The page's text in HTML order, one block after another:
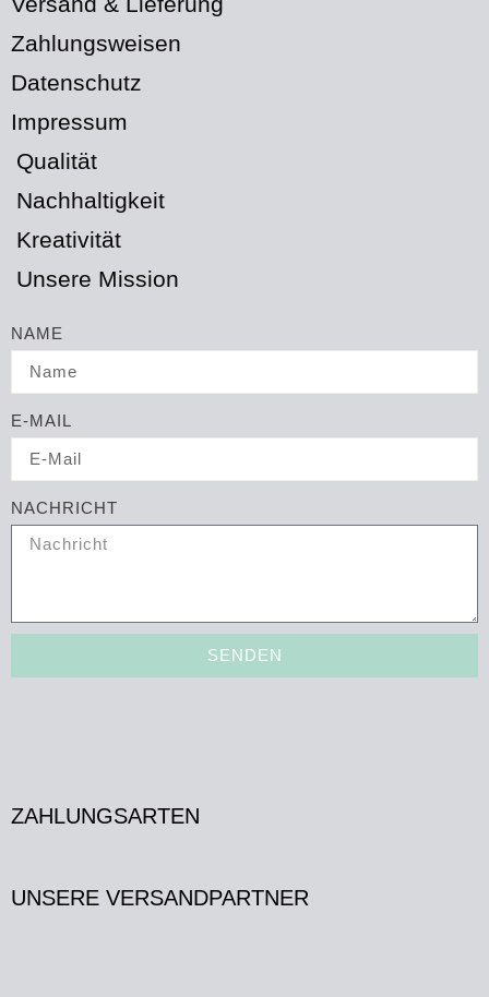
Zahlungsweisen
Datenschutz
Impressum
Qualität
Nachhaltigkeit
Kreativität
Unsere Mission
NAME
E-MAIL
NACHRICHT
SENDEN
ZAHLUNGSARTEN
UNSERE VERSANDPARTNER